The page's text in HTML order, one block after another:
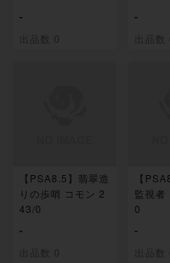
-
出品数 0
-
出品数
【PSA8.5】翡翠造
りの歩哨 コモン 2
43/0
-
出品数 0
【
監視者
0
-
出品数